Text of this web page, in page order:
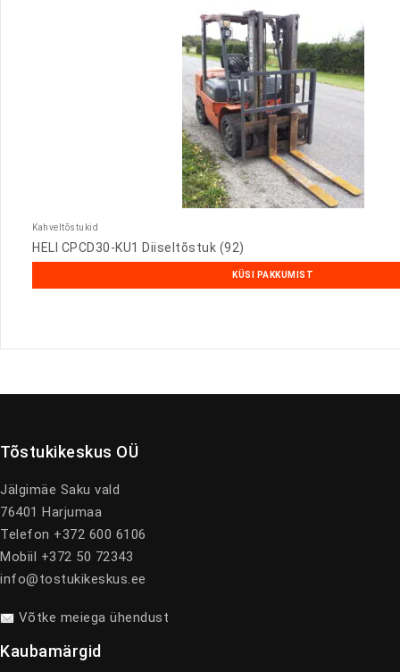
Kahveltõstukid
HELI CPCD30-KU1 Diiseltõstuk (92)
KÜSI PAKKUMIST
Tõstukikeskus OÜ
Jälgimäe Saku vald
76401 Harjumaa
Telefon +372 600 6106
Mobiil +372 50 72343
info@tostukikeskus.ee
Võtke meiega ühendust
Kaubamärgid